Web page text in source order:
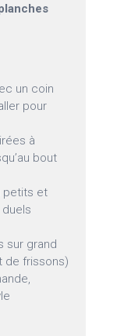
un coin
pour
à
bout
petits et
sur grand
de frissons)